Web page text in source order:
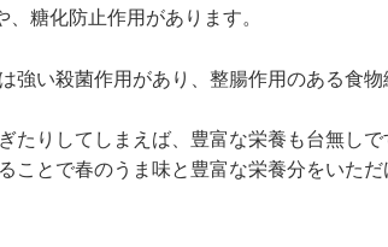
糖化防止作用があります。
強い殺菌作用があり、整腸作用のある食物
たりしてしまえば、豊富な栄養も台無し
ことで春のうま味と豊富な栄養分をいただ